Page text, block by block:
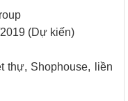
(Dự kiến)
thự, Shophouse, liền